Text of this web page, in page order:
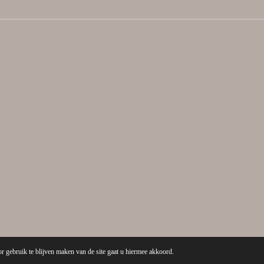
te blijven maken van de site gaat u hiermee akkoord.